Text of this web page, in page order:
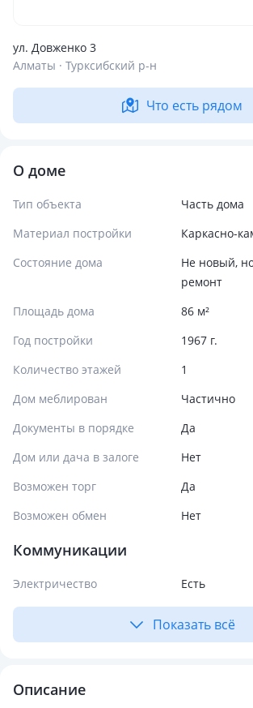
ул. Довженко 3
Алматы · Турксибский р-н
Что есть рядом
О доме
Тип объекта
Часть дома
Материал постройки
Каркасно-
Состояние дома
Не новый,
ремонт
Площадь дома
86 м²
Год постройки
1967 г.
Количество этажей
1
Дом меблирован
Частично
Документы в порядке
Да
Дом или дача в залоге
Нет
Возможен торг
Да
Возможен обмен
Нет
Коммуникации
Электричество Есть
Показать всё
Описание